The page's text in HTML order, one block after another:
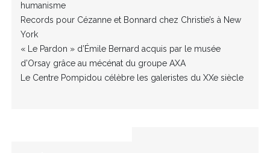
humanisme
Records pour Cézanne et Bonnard chez Christie’s à New
York
« Le Pardon » d’Émile Bernard acquis par le musée
d’Orsay grâce au mécénat du groupe AXA
Le Centre Pompidou célèbre les galeristes du XXe siècle